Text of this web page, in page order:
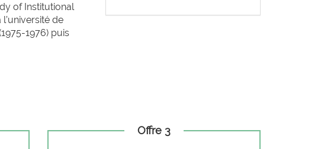
of Institutional
de
1976) puis
Offre 3